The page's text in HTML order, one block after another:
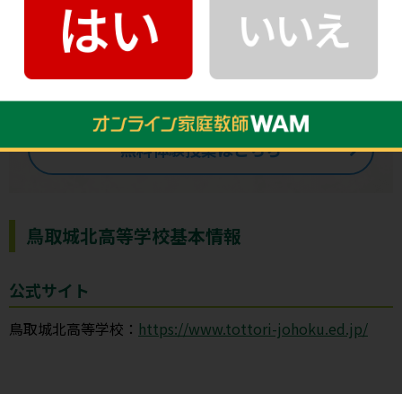
無料体験で苦手な単元を抽出します。その後の面談で
理解していない単元を抽出して、勉強の順序から組み
を作成します。
無料体験授業はこちら
鳥取城北高等学校基本情報
公式サイト
鳥取城北高等学校： https://www.tottori-johoku.ed.jp/